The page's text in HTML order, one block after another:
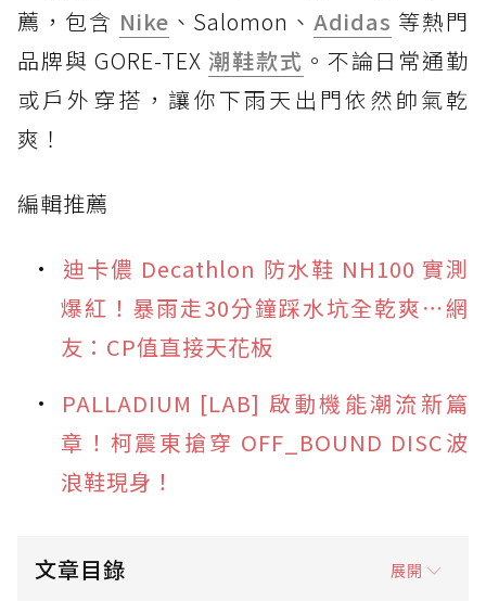
薦，包含 Nike 、Salomon、Adidas 等熱門
品牌與 GORE-TEX 潮鞋款式 。不論日常通勤
或戶外穿搭，讓你下雨天出門依然帥氣乾
爽！
編輯推薦
迪卡儂 Decathlon 防水鞋 NH100 實測
爆紅！暴雨走30分鐘踩水坑全乾爽⋯網
友：CP值直接天花板
PALLADIUM [LAB] 啟動機能潮流新篇
章！柯震東搶穿 OFF_BOUND DISC波
浪鞋現身！
文章目錄 展開